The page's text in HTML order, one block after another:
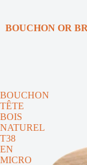
BOUCHON OR
BOUCHON
TÊTE
BOIS
NATUREL
T38
EN
MICRO